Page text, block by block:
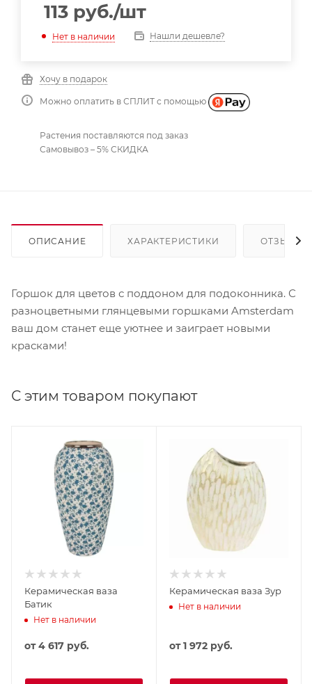
113 руб./шт
Нет в наличии Нашли дешевле?
Хочу в подарок
Можно оплатить в СПЛИТ с помощью
Растения поставляются под заказ
Самовывоз – 5% СКИДКА
ОПИСАНИЕ ХАРАКТЕРИСТИКИ ОТЗЫВЫ
Горшок для цветов с поддоном для подоконника. С
разноцветными глянцевыми горшками Amsterdam
ваш дом станет еще уютнее и заиграет новыми
красками!
С этим товаром покупают
Керамическая ваза
Батик
Нет в наличии
от4 617 руб.
Керамическая ваза Зур
Нет в наличии
от1 972 руб.